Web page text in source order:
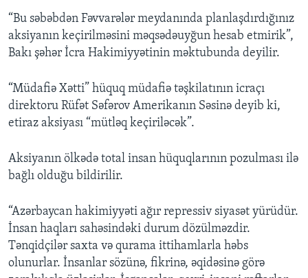
“Bu səbəbdən Fəvvarələr meydanında planlaşdırdığınız
aksiyanın keçirilməsini məqsədəuyğun hesab etmirik”,
Bakı şəhər İcra Hakimiyyətinin məktubunda deyilir.
“Müdafiə Xətti” hüquq müdafiə təşkilatının icraçı
direktoru Rüfət Səfərov Amerikanın Səsinə deyib ki,
etiraz aksiyası “mütləq keçiriləcək”.
Aksiyanın ölkədə total insan hüquqlarının pozulması ilə
bağlı olduğu bildirilir.
“Azərbaycan hakimiyyəti ağır repressiv siyasət yürüdür.
İnsan haqları sahəsindəki durum dözülməzdir.
Tənqidçilər saxta və qurama ittihamlarla həbs
olunurlar. İnsanlar sözünə, fikrinə, əqidəsinə görə